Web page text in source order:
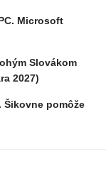
Microsoft
Slovákom
2027)
Šikovne pomôže